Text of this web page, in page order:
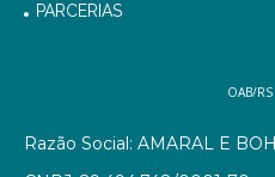
PARCERIAS
OAB/
Razão Social: AMARAL E